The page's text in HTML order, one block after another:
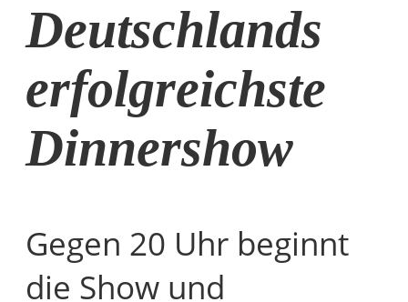
Deutschlands
erfolgreichste
Dinnershow
Gegen 20 Uhr beginnt
die Show und